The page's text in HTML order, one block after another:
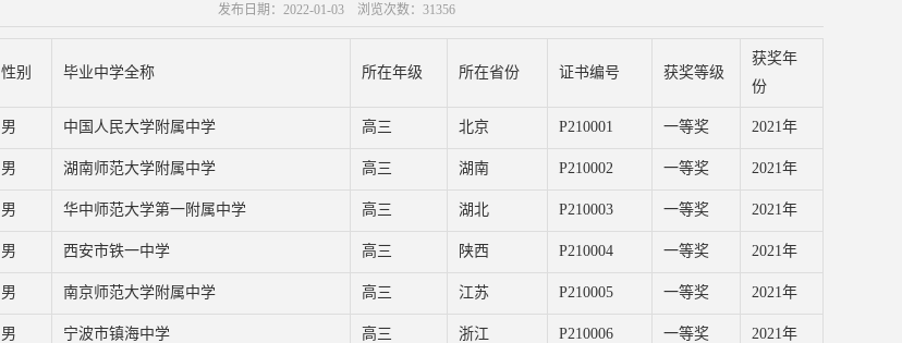
发布日期：2022-01-03 浏览次数： 31356
性别 毕业中学全称 所在年级 所在省份 证书编号 获奖等级
获奖年
份
男 中国人民大学附属中学 高三 北京 P210001 一等奖 2021年
男 湖南师范大学附属中学 高三 湖南 P210002 一等奖 2021年
男 华中师范大学第一附属中学 高三 湖北 P210003 一等奖 2021年
男 西安市铁一中学 高三 陕西 P210004 一等奖 2021年
男 南京师范大学附属中学 高三 江苏 P210005 一等奖 2021年
男 宁波市镇海中学 高三 浙江 P210006 一等奖 2021年